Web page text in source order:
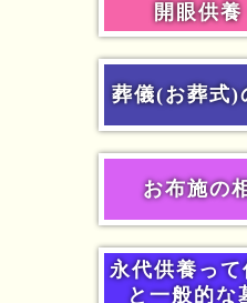
開眼供
葬儀(お葬式)
お布施の
永代供養っ
と一般的な